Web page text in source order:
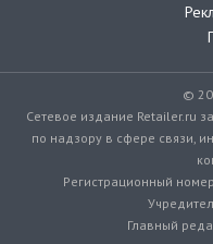
©
Сетевое издание Retailer.ru
по надзору в сфере связи,
Регистрационный
Главный